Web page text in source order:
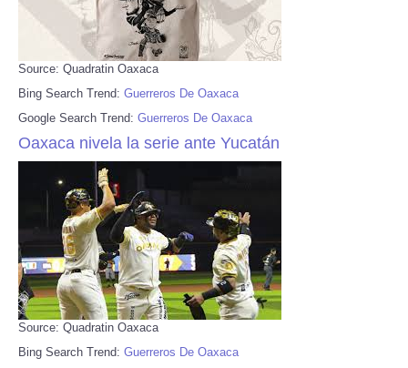
Source: Quadratin Oaxaca
Bing Search Trend: Guerreros De Oaxaca
Google Search Trend: Guerreros De Oaxaca
Oaxaca nivela la serie ante Yucatán
Source: Quadratin Oaxaca
Bing Search Trend: Guerreros De Oaxaca